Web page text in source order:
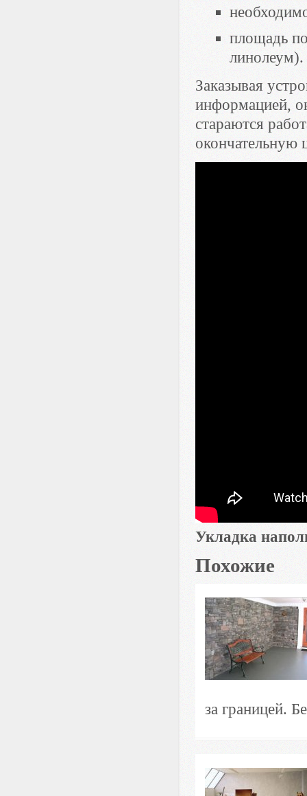
площадь
линолеум).
Заказывая
информацией,
стараются
окончательную
Укладка
Похожие
за границей.